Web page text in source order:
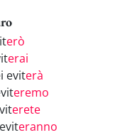
erò
erai
eviterà
eremo
erete
eranno